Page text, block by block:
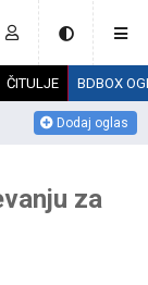
ČITULJE BDBOX
Dodaj oglas
za